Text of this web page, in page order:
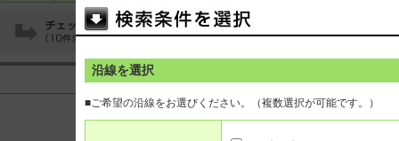
沿線を選択
■ご希望の沿線をお選びください。（複数選択が可能です。）